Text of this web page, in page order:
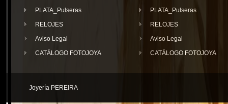
PLATA_Pulseras
RELOJES
Aviso Legal
CATÁLOGO FOTOJOYA
PLATA_Pulseras
RELOJES
Aviso Legal
CATÁLOGO FOTOJOYA
Joyería PEREIRA